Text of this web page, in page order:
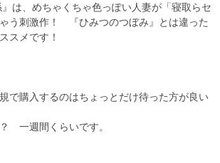
』は、めちゃくちゃ色っぽい人妻が「寝取らセ
う刺激作！　『ひみつのつぼみ』とは違った
スメです！
で購入するのはちょっとだけ待った方が良い
　一週間くらいです。